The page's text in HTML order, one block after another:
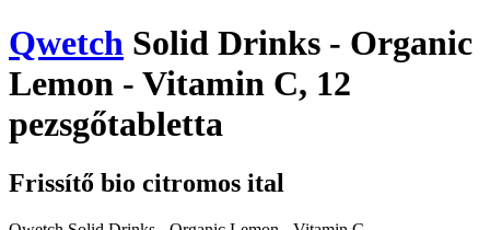
Qwetch Solid Drinks - Organic
Lemon - Vitamin C, 12
pezsgőtabletta
Frissítő bio citromos ital